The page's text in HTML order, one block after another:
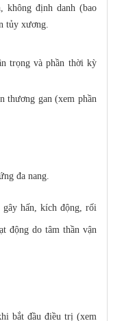
không định danh (bao
tủy xương.
trọng và phần thời kỳ
thương gan (xem phần
đa nang.
hấn, kích động, rối
động do tâm thần vận
bắt đầu điều trị (xem